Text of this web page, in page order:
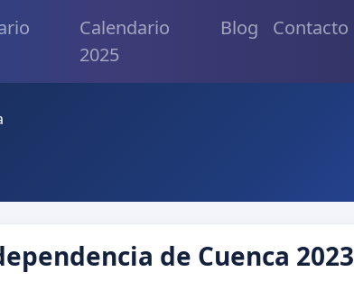
Calendario
2025
Blog Contacto
de Cuenca 2023